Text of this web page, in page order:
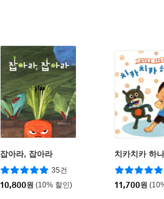
잡아라, 잡아라
35건
10,800원 (10% 할인)
치카치카 하
11,700원